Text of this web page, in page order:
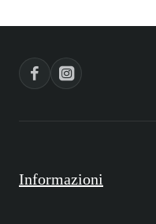
Informazioni